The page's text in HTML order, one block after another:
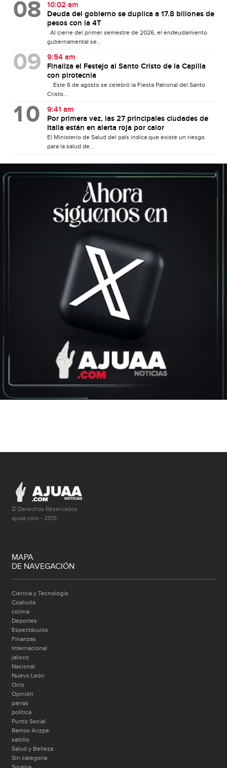
10:02 am
Deuda del gobierno se duplica a 17.8 billones de
pesos con la 4T
Al cierre del primer semestre de 2026, el endeudamiento
gubernamental se...
9:54 am
Finaliza el Festejo al Santo Cristo de la Capilla
con pirotecnia
Este 6 de agosto se celebró la Fiesta Patronal del Santo
Cristo...
9:41 am
Por primera vez, las 27 principales ciudades de
Italia están en alerta roja por calor
El Ministerio de Salud del país indica que existe un riesgo
para la salud de...
© Derechos Reservados
ajuaa.com - 2015
MAPA
DE NAVEGACIÓN
Ciencia y Tecnología
Coahuila
colima
Deportes
Espectáculos
Finanzas
Internacional
jalisco
Nacional
Nuevo León
Ocio
Opinión
parras
politica
Punto Social
Ramos Arizpe
saltillo
Salud y Belleza
Sin categoría